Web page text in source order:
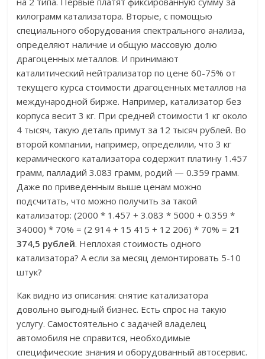
килограмм катализатора. Вторые, с помощью
специального оборудования спектрального анализа,
определяют наличие и общую массовую долю
драгоценных металлов. И принимают
каталитический нейтрализатор по цене 60-75% от
текущего курса стоимости драгоценных металлов на
международной бирже. Например, катализатор без
корпуса весит 3 кг. При средней стоимости 1 кг около
4 тысяч, такую деталь примут за 12 тысяч рублей. Во
второй компании, например, определили, что 3 кг
керамического катализатора содержит платину 1.457
грамм, палладий 3.083 грамм, родий — 0.359 грамм.
Даже по приведенным выше ценам можно
подсчитать, что можно получить за такой
катализатор: (2000 * 1.457 + 3.083 * 5000 + 0.359 *
34000) * 70% = (2 914 + 15 415 + 12 206) * 70% = 21
374,5 рублей. Неплохая стоимость одного
катализатора? А если за месяц демонтировать 5-10
штук?
Как видно из описания: снятие катализатора
довольно выгодный бизнес. Есть спрос на такую
услугу. Самостоятельно с задачей владелец
автомобиля не справится, необходимые
специфические знания и оборудованный автосервис.